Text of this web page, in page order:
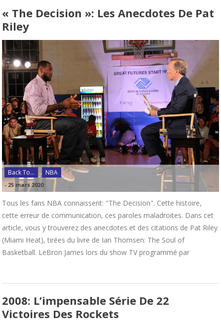
« The Decision »: Les Anecdotes De Pat
Riley
Back To... NBA
- 25 mars 2020
Tous les fans NBA connaissent: "The Decision". Cette histoire,
cette erreur de communication, ces paroles maladroites. Dans cet
article, vous y trouverez des anecdotes et des citations de Pat Riley
(Miami Heat), tirées du livre de Ian Thomsen: The Soul of
Basketball. LeBron James lors du show TV programmé par
2008: L’impensable Série De 22
Victoires Des Rockets